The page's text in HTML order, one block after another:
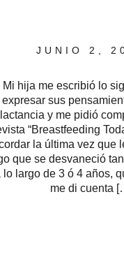
JUNIO 2,
Mi hija me escribió lo
expresar sus
lactancia y me pidió
“Breastfeeding
la última vez que
que se desvaneció
lo largo de 3 ó 4 años,
me di cuenta